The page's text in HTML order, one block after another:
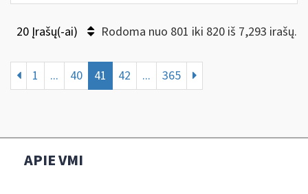
20 Įrašų(-ai) Rodoma nuo 801 iki 820 iš 7,293 irašų.
1 ... 40 41 42 ... 365
APIE VMI